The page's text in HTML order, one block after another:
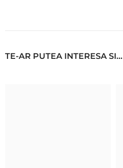
TE-AR PUTEA INTERESA SI...